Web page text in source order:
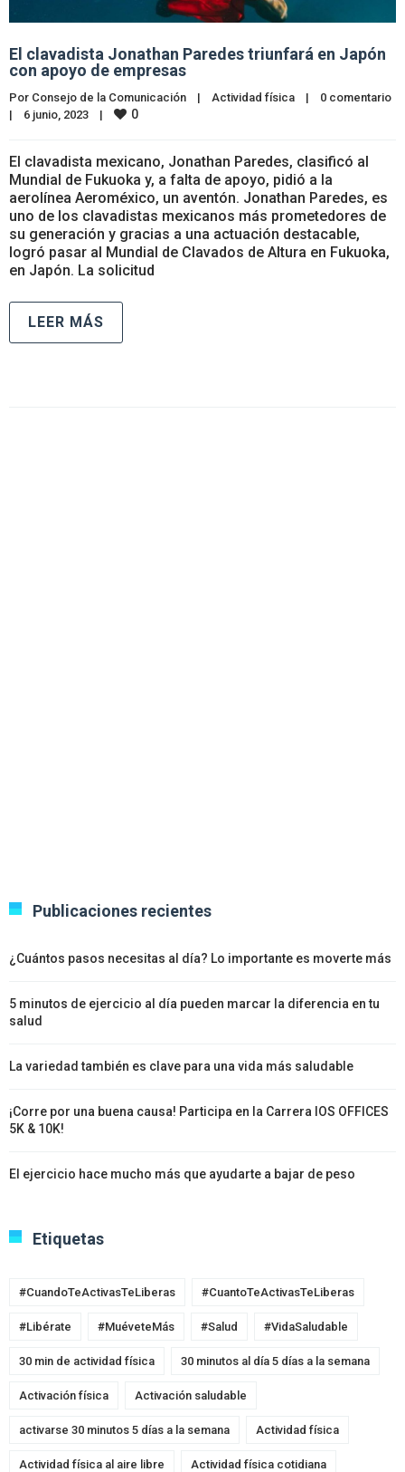
El clavadista Jonathan Paredes triunfará en Japón
con apoyo de empresas
Por Consejo de la Comunicación | Actividad física |
0 comentario
|
6 junio, 2023 | 0
El clavadista mexicano, Jonathan Paredes, clasificó al
Mundial de Fukuoka y, a falta de apoyo, pidió a la
aerolínea Aeroméxico, un aventón. Jonathan Paredes, es
uno de los clavadistas mexicanos más prometedores de
su generación y gracias a una actuación destacable,
logró pasar al Mundial de Clavados de Altura en Fukuoka,
en Japón. La solicitud
LEER MÁS
Publicaciones recientes
¿Cuántos pasos necesitas al día? Lo importante es moverte más
5 minutos de ejercicio al día pueden marcar la diferencia en tu
salud
La variedad también es clave para una vida más saludable
¡Corre por una buena causa! Participa en la Carrera IOS OFFICES
5K & 10K!
El ejercicio hace mucho más que ayudarte a bajar de peso
Etiquetas
#CuandoTeActivasTeLiberas #CuantoTeActivasTeLiberas
#Libérate #MuéveteMás #Salud #VidaSaludable
30 min de actividad física 30 minutos al día 5 días a la semana
Activación física Activación saludable
activarse 30 minutos 5 días a la semana Actividad física
Actividad física al aire libre Actividad física cotidiana